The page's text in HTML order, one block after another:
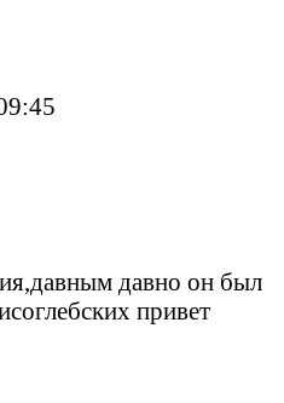
давно он был
привет